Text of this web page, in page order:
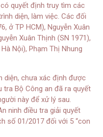
quyết định truy tìm các
diện, làm việc. Các đối
ở TP HCM), Nguyễn Xuân
Xuân Thịnh (SN 1971),
Nội), Phạm Thị Nhung
diện, chưa xác định được
tra Bộ Công an đã ra quyết
này để xử lý sau.
ninh điều tra giải quyết
số 01/2017 đối với 5 “con